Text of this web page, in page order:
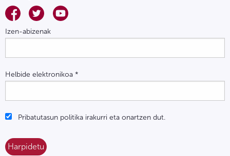
Izen-abizenak
Helbide elektronikoa *
Pribatutasun politika irakurri eta onartzen dut.